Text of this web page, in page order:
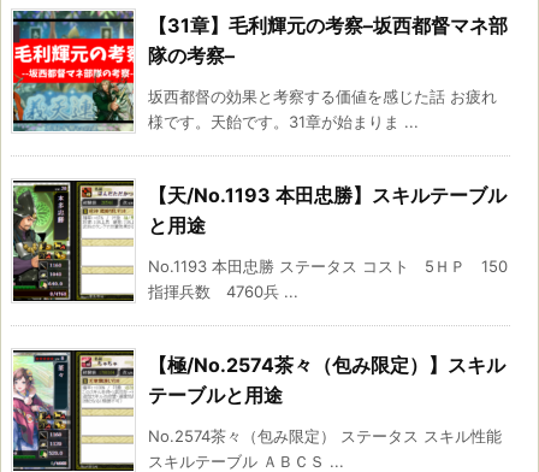
【31章】毛利輝元の考察–坂西都督マネ部
隊の考察–
坂西都督の効果と考察する価値を感じた話 お疲れ
様です。天飴です。31章が始まりま ...
【天/No.1193 本田忠勝】スキルテーブル
と用途
No.1193 本田忠勝 ステータス コスト 5ＨＰ 150
指揮兵数 4760兵 ...
【極/No.2574茶々（包み限定）】スキル
テーブルと用途
No.2574茶々（包み限定） ステータス スキル性能
スキルテーブル ＡＢＣＳ ...